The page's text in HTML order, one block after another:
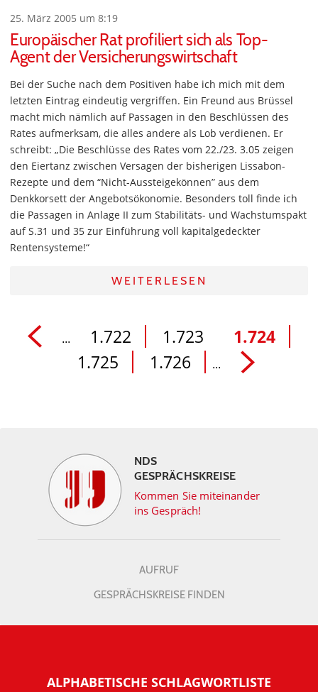
25. März 2005 um 8:19
Europäischer Rat profiliert sich als Top-
Agent der Versicherungswirtschaft
Bei der Suche nach dem Positiven habe ich mich mit dem
letzten Eintrag eindeutig vergriffen. Ein Freund aus Brüssel
macht mich nämlich auf Passagen in den Beschlüssen des
Rates aufmerksam, die alles andere als Lob verdienen. Er
schreibt: „Die Beschlüsse des Rates vom 22./23. 3.05 zeigen
den Eiertanz zwischen Versagen der bisherigen Lissabon-
Rezepte und dem “Nicht-Aussteigekönnen” aus dem
Denkkorsett der Angebotsökonomie. Besonders toll finde ich
die Passagen in Anlage II zum Stabilitäts- und Wachstumspakt
auf S.31 und 35 zur Einführung voll kapitalgedeckter
Rentensysteme!“
WEITERLESEN
... 1.722 1.723
1.724
1.725
1.726 ...
NDS
GESPRÄCHSKREISE
Kommen Sie miteinander
ins Gespräch!
AUFRUF
GESPRÄCHSKREISE FINDEN
ALPHABETISCHE SCHLAGWORTLISTE